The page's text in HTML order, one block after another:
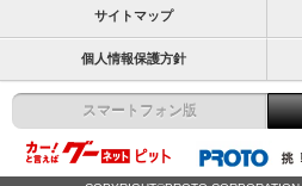
サイトマップ
個人情報保護方針
スマートフォン版